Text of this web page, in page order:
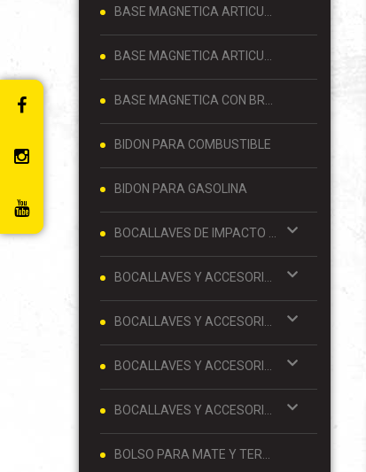
BIDON PARA COMBUSTIBLE
BIDON PARA GASOLINA